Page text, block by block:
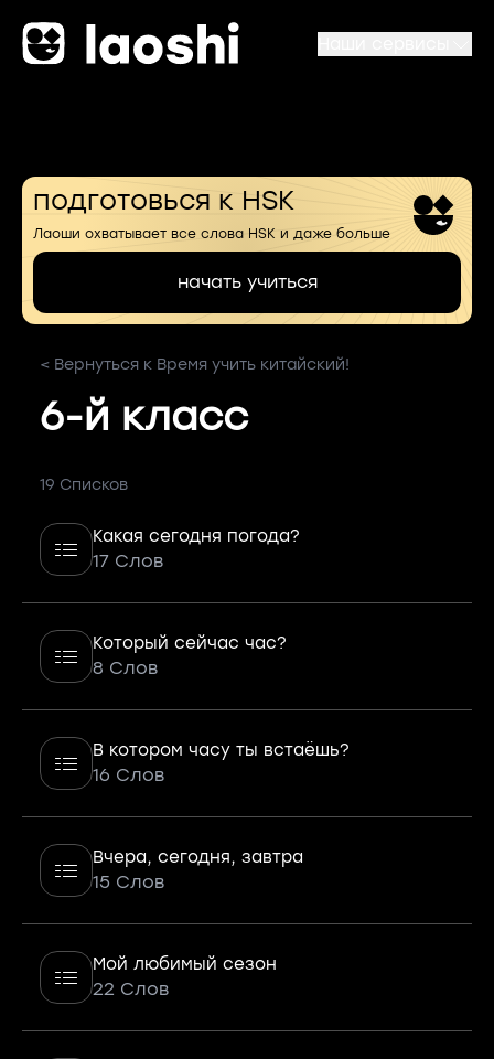
подготовься к HSK
Лаоши охватывает все слова HSK и даже больше
начать учиться
< Вернуться к Время учить китайский!
6-й класс
19 Списков
Какая сегодня погода?
17 Слов
Который сейчас час?
8 Слов
В котором часу ты встаёшь?
16 Слов
Вчера, сегодня, завтра
15 Слов
Мой любимый сезон
22 Слов